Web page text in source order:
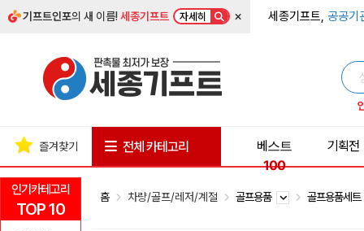
기프트인포의 새 이름!세종기프트 자세히 × 세종기프트, 공공기
인기카테고리
TOP 10
즐겨찾기 전체 카테고리
베스트
100
기획전
홈 차량/골프/레저/계절 골프용품 골프용품세